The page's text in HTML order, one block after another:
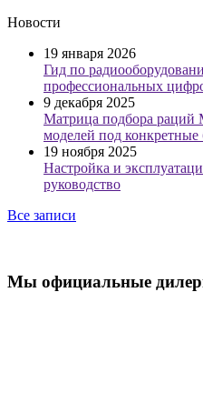
Новости
19 января 2026
Гид по
профессиональных
9 декабря 2025
Матрица подбора раций
моделей под конкретные
19 ноября 2025
Настройка и
руководство
Все записи
Мы официальные